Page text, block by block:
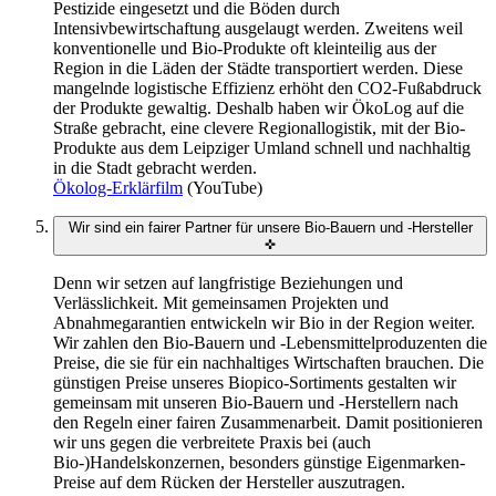
Pestizide eingesetzt und die Böden durch
Intensivbewirtschaftung ausgelaugt werden. Zweitens weil
konventionelle und Bio-Produkte oft kleinteilig aus der
Region in die Läden der Städte transportiert werden. Diese
mangelnde logistische Effizienz erhöht den CO2-Fußabdruck
der Produkte gewaltig. Deshalb haben wir ÖkoLog auf die
Straße gebracht, eine clevere Regionallogistik, mit der Bio-
Produkte aus dem Leipziger Umland schnell und nachhaltig
in die Stadt gebracht werden.
Ökolog-Erklärfilm (YouTube)
Wir sind ein fairer Partner für unsere Bio-Bauern und -Hersteller
✜
Denn wir setzen auf langfristige Beziehungen und
Verlässlichkeit. Mit gemeinsamen Projekten und
Abnahmegarantien entwickeln wir Bio in der Region weiter.
Wir zahlen den Bio-Bauern und -Lebensmittelproduzenten die
Preise, die sie für ein nachhaltiges Wirtschaften brauchen. Die
günstigen Preise unseres Biopico-Sortiments gestalten wir
gemeinsam mit unseren Bio-Bauern und -Herstellern nach
den Regeln einer fairen Zusammenarbeit. Damit positionieren
wir uns gegen die verbreitete Praxis bei (auch
Bio-)Handelskonzernen, besonders günstige Eigenmarken-
Preise auf dem Rücken der Hersteller auszutragen.